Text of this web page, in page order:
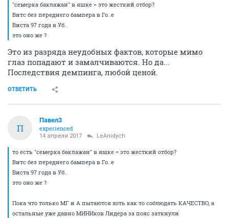
"семерка баклажан" в яшке = это жесткий отбор?
Витс без переднего бампера в Го..е
Виста 97 года в Уб..
это оно же ?
Это из разряда неудобных фактов, которые мимо
глаз попадают и замалчиваются. Но да...
Последствия демпинга, любой ценой.
ОТВЕТИТЬ
П
Павел3
experienced
14 апреля 2017 LeAnidych
то есть "семерка баклажан" в яшке = это жесткий отбор?
Витс без переднего бампера в Го..е
Виста 97 года в Уб..
это оно же ?
Пока что только МГ и А пытаются хоть как то соблюдать КАЧЕСТВО, а
остальные уже давно МИНИков Лидера за пояс заткнули